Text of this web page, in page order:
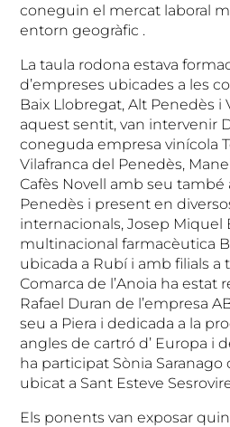
coneguin el mercat laboral
entorn geogràfic .
La taula rodona estava
d’empreses ubicades a les
Baix Llobregat, Alt Penedès i
aquest sentit, van intervenir
coneguda empresa vinícola
Vilafranca del Penedès,
Cafès Novell amb seu també
Penedès i present en
internacionals, Josep Miquel
multinacional farmacèutica
ubicada a Rubí i amb filials a
Comarca de l’Anoia ha estat
Rafael Duran de l’empresa
seu a Piera i dedicada a la
angles de cartró d’ Europa i
ha participat Sònia Saranago
ubicat a Sant Esteve
Els ponents van exposar